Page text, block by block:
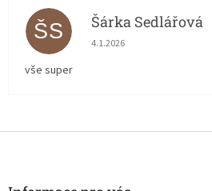
ŠS Šárka Sedlářová
Hodnocení obchodu je 5
4.1.2026
vše super